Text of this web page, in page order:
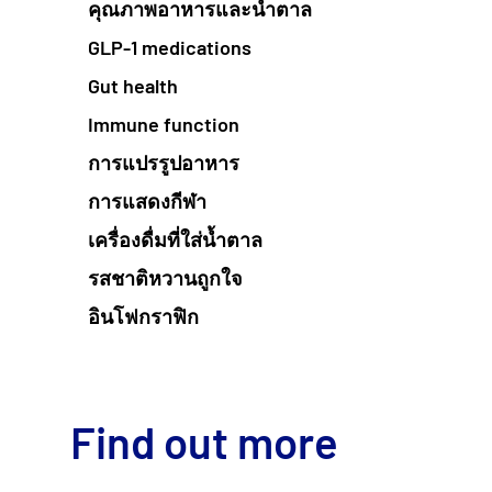
คุณภาพอาหารและน้ำตาล
GLP-1 medications
Gut health
Immune function
การแปรรูปอาหาร
การแสดงกีฬา
เครื่องดื่มที่ใส่น้ำตาล
รสชาติหวานถูกใจ
อินโฟกราฟิก
Find out more